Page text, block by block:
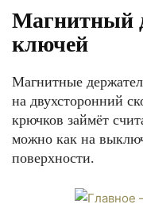
Магнитный
ключей
Магнитные
на двухсторонний
крючков займёт
можно как на
поверхности.